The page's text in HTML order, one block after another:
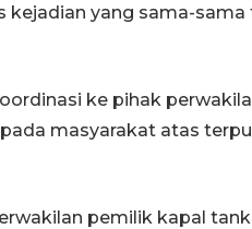
kejadian yang sama-
ke pihak
masyarakat atas
pemilik kapal